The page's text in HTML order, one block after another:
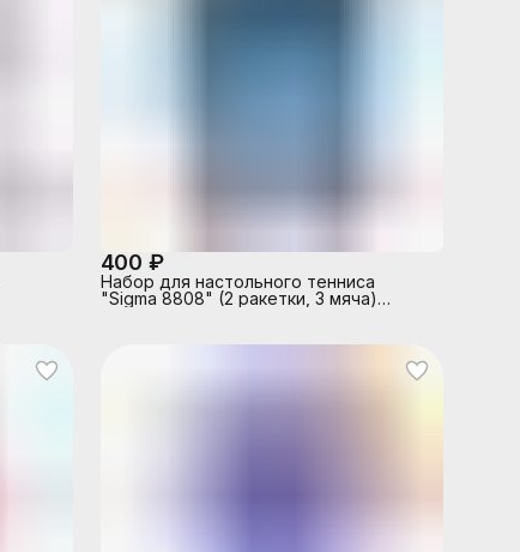
400 ₽
Набор для настольного тенниса
"Sigma 8808" (2 ракетки, 3 мяча)